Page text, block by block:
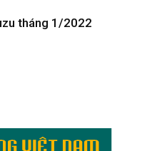
tháng 1/2022